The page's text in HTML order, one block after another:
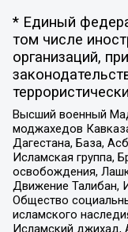
* Единый
том числе
организаций,
Высший военный
моджахедов
Дагестана, База,
Исламская группа,
освобождения,
Движение Талибан,
Общество
исламского
Исламский джихад,